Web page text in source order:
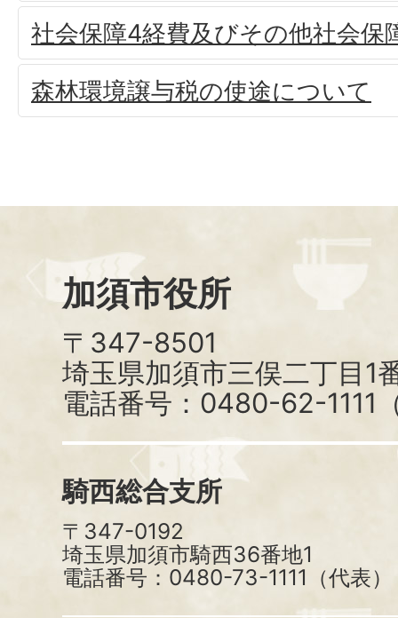
社会保障4経費及びその他社会保
森林環境譲与税の使途について
加須市役所
〒347-8501
埼玉県加須市三俣二丁目1
電話番号：0480-62-1111
騎西総合支所
〒347-0192
埼玉県加須市騎西36番地1
電話番号：0480-73-1111（代表）